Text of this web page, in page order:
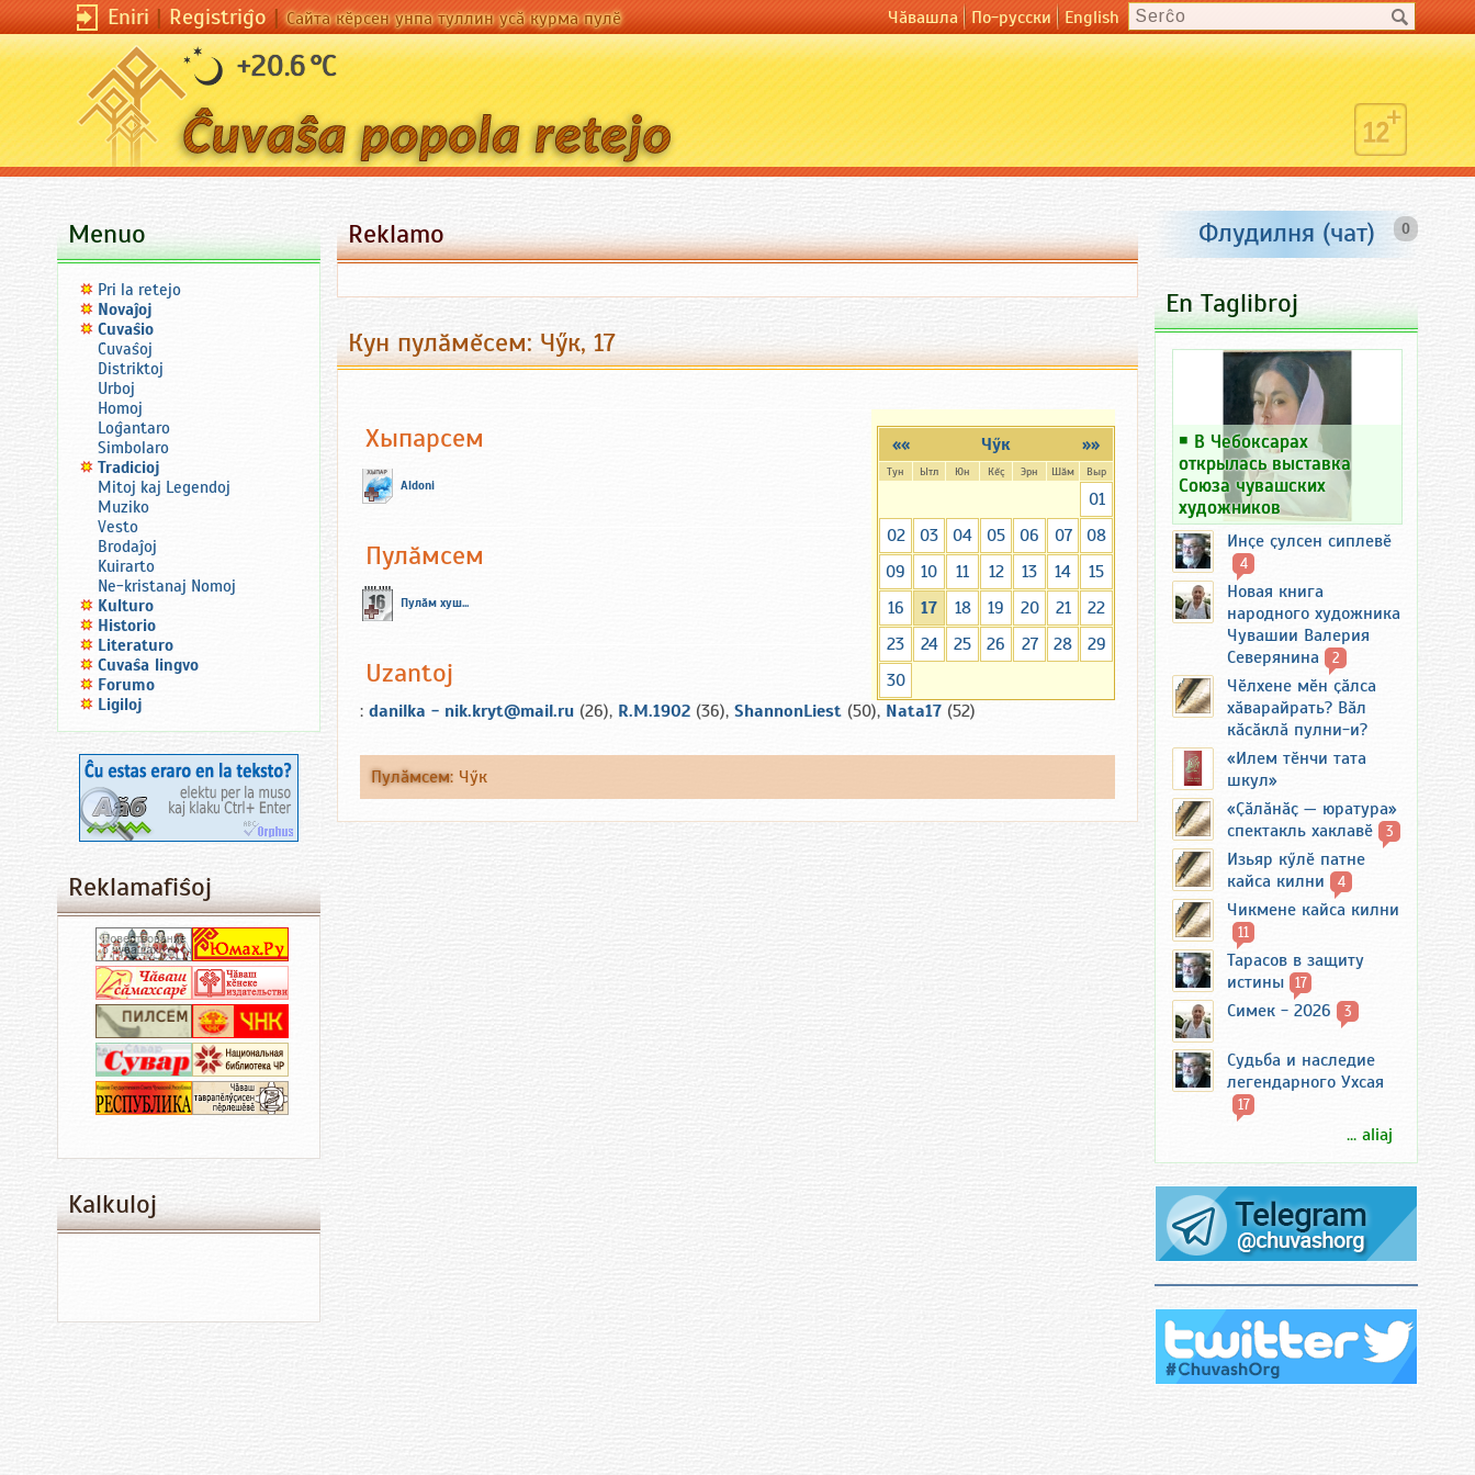
Eniri|Registriĝo|Сайта кӗрсен унпа туллин усӑ курма пулӗ Чӑвашла По-русски English
+20.6 °C
Reklamo
Кун пулăмĕсем: Чӳк, 17
»»
«« Чӳк
Тун Ытл Юн Кĕç Эрн Шăм Выр
01
02
03 04 05 06 07
08
09
10 11 12 13 14
15
16
17 18 19 20 21
22
23
24 25 26 27 28
29
30
Хыпарсем
Aldoni
Пулăмсем
Пулăм хуш...
Uzantoj
: danilka - nik.kryt@mail.ru (26), R.M.1902 (36), ShannonLiest (50), Nata17 (52)
Пулăмсем: Чӳк
Menuo
Pri la retejo
Novaĵoj
Ĉuvaŝio
Ĉuvaŝoj
Distriktoj
Urboj
Homoj
Loĝantaro
Simbolaro
Tradicioj
Mitoj kaj Legendoj
Muziko
Vesto
Brodaĵoj
Kuirarto
Ne-kristanaj Nomoj
Kulturo
Historio
Literaturo
Ĉuvaŝa lingvo
Forumo
Ligiloj
Reklamafiŝoj
Kalkuloj
0
Флудилня (чат)
En Taglibroj
￭ В Чебоксарах
открылась выставка
Союза чувашских
художников
Инҫе ҫулсен сиплевӗ
4
Новая книга
народного художника
Чувашии Валерия
Северянина
2
Чӗлхене мӗн ҫӑлса
хӑварайрать? Вӑл
кӑсӑклӑ пулни-и?
«Илем тӗнчи тата
шкул»
«Ҫӑлӑнӑҫ — юратура»
спектакль хаклавӗ
3
Изьяр кӳлӗ патне
кайса килни
4
Чикмене кайса килни
11
Тарасов в защиту
истины 17
Симек - 2026 3
Судьба и наследие
легендарного Ухсая
17
... aliaj